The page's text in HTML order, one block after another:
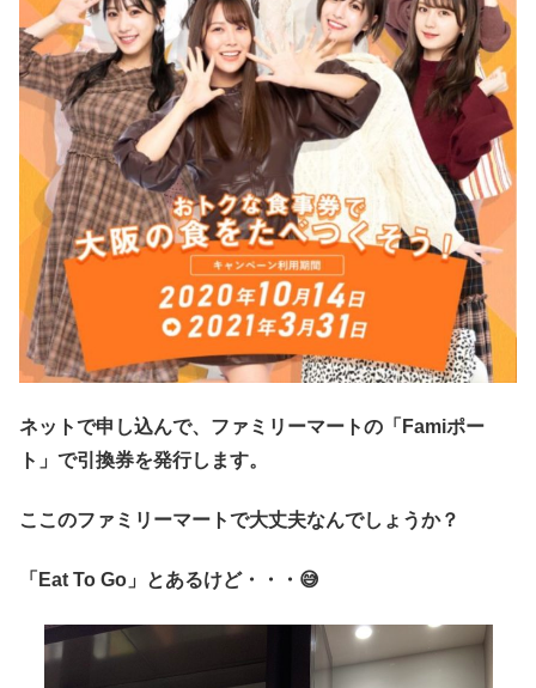
ネットで申し込んで、ファミリーマートの「Famiポー
ト」で引換券を発行します。
ここのファミリーマートで大丈夫なんでしょうか？
「Eat To Go」とあるけど・・・😅